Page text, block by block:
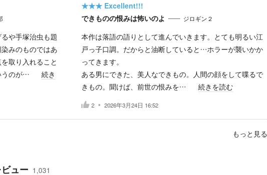
や手塚治虫も題
みのものではあ
取り入れること
うのが…
続き
★★★ Excellent!!!
できものの恨みは怖いのよ
ジロギン２
本作は落語の語りとして進んでいきます。とても明るい江
戸っ子口調。だからと油断していると…ホラーが襲いかか
ってきます。
ある男にできた、美人なできもの。人間の顔をして喋るで
きもの。聞けば、前世の恨みを…
続きを読む
2 2026年3月24日 16:52
もっと見る
ュー 1,031